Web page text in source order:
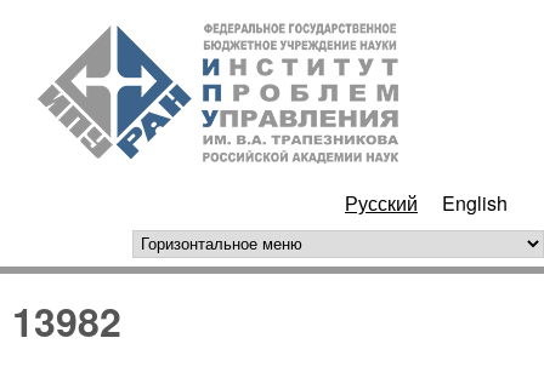
Перейти к основному
содержанию
РАН
Русский English
горизонтальное меню
13982